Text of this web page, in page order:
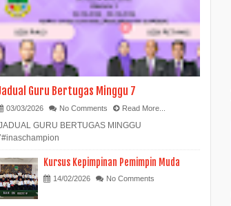
Guru Bertugas Minggu 7
03/03/2026 No Comments Read More...
GURU BERTUGAS MINGGU
Kursus Kepimpinan Pemimpin Muda
14/02/2026 No Comments